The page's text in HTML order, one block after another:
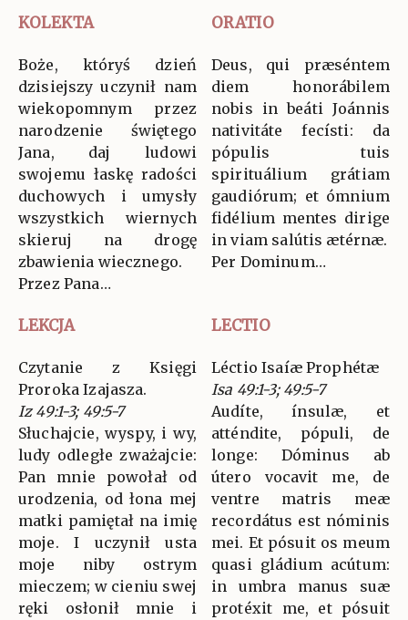
KOLEKTA ORATIO
Boże, któryś dzień
dzisiejszy uczynił nam
wiekopomnym przez
narodzenie świętego
Jana, daj ludowi
swojemu łaskę radości
duchowych i umysły
wszystkich wiernych
skieruj na drogę
zbawienia wiecznego.
Przez Pana…
Deus, qui præséntem
diem honorábilem
nobis in beáti Joánnis
nativitáte fecísti: da
pópulis tuis
spirituálium grátiam
gaudiórum; et ómnium
fidélium mentes dirige
in viam salútis ætérnæ.
Per Dominum…
LEKCJA LECTIO
Czytanie z Księgi
Proroka Izajasza.
Iz 49:1-3; 49:5-7
Słuchajcie, wyspy, i wy,
ludy odległe zważajcie:
Pan mnie powołał od
urodzenia, od łona mej
matki pamiętał na imię
moje. I uczynił usta
moje niby ostrym
mieczem; w cieniu swej
ręki osłonił mnie i
Léctio Isaíæ Prophétæ
Isa 49:1-3; 49:5-7
Audíte, ínsulæ, et
atténdite, pópuli, de
longe: Dóminus ab
útero vocavit me, de
ventre matris meæ
recordátus est nóminis
mei. Et pósuit os meum
quasi gládium acútum:
in umbra manus suæ
protéxit me, et pósuit